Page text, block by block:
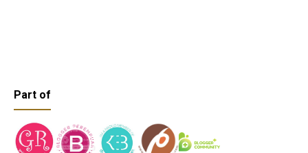
Part of